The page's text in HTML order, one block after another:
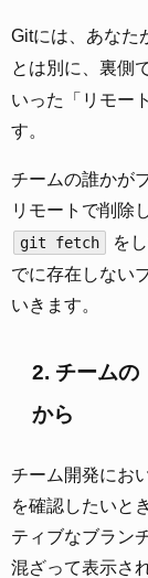
Gitには、あなた
とは別に、裏側
いった「リモー
す。
チームの誰かが
リモートで削除
git fetch
を
でに存在しない
いきます。
2. チームの
から
チーム開発にお
を確認したいと
ティブなブラン
混ざって表示さ